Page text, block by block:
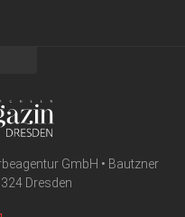
GmbH • Bautzner
Dresden